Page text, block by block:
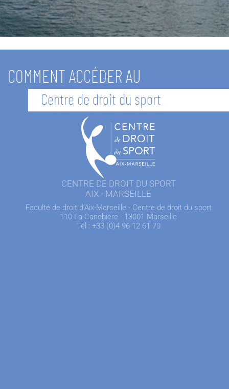
COMMENT ACCÉDER AU
Centre de droit du sport
CENTRE DE DROIT DU SPORT
AIX - MARSEILLE
Faculté de droit d'Aix-Marseille - Centre de droit du sport
110 La Canebière - 13001 Marseille
Tél : +33 (0)4 96 12 61 70